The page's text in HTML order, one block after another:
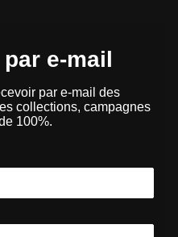
e-mail
par e-mail des
collections, campagnes
100%.